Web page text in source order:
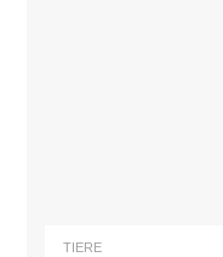
TIERE